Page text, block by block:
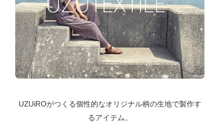
UZUiROがつくる個性的なオリジナル柄の生地で製作す
るアイテム。